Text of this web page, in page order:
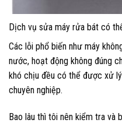
Dịch vụ sửa máy rửa bát có
Các lỗi phổ biến như máy
nước, hoạt động không đúng
khó chịu đều có thể được xử
chuyên nghiệp.
Bao lâu thì tôi nên kiểm tra và